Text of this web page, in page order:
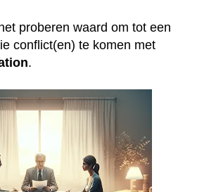
proberen waard om tot een
conflict(en) te komen met
.